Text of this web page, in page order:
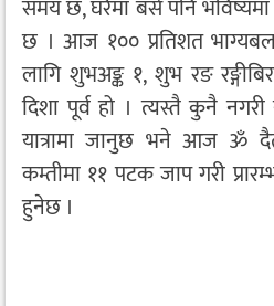
समय छ, घरैमा बसे पनि
छ । आज १०० प्रतिशत
लागि शुभअङ्क १, शुभ रङ
दिशा पूर्व हो । त्यस्तै कुनै
यात्रामा जानुछ भने आज ॐ
कम्तीमा ११ पटक जाप गरी
हुनेछ ।